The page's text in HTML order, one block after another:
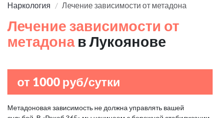
Наркология Лечение зависимости от метадона
Лечение зависимости от
метадона в Лукоянове
от 1000 руб/сутки
Метадоновая зависимость не должна управлять вашей